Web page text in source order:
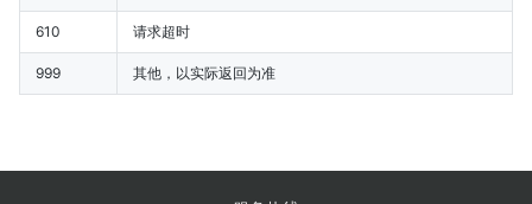
610 请求超时
999 其他，以实际返回为准